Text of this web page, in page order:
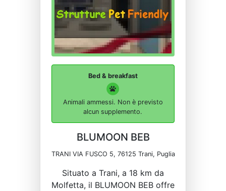
Bed & breakfast
Animali ammessi. Non è previsto
alcun supplemento.
BLUMOON BEB
TRANI VIA FUSCO 5, 76125 Trani, Puglia
Situato a Trani, a 18 km da
Molfetta, il BLUMOON BEB offre